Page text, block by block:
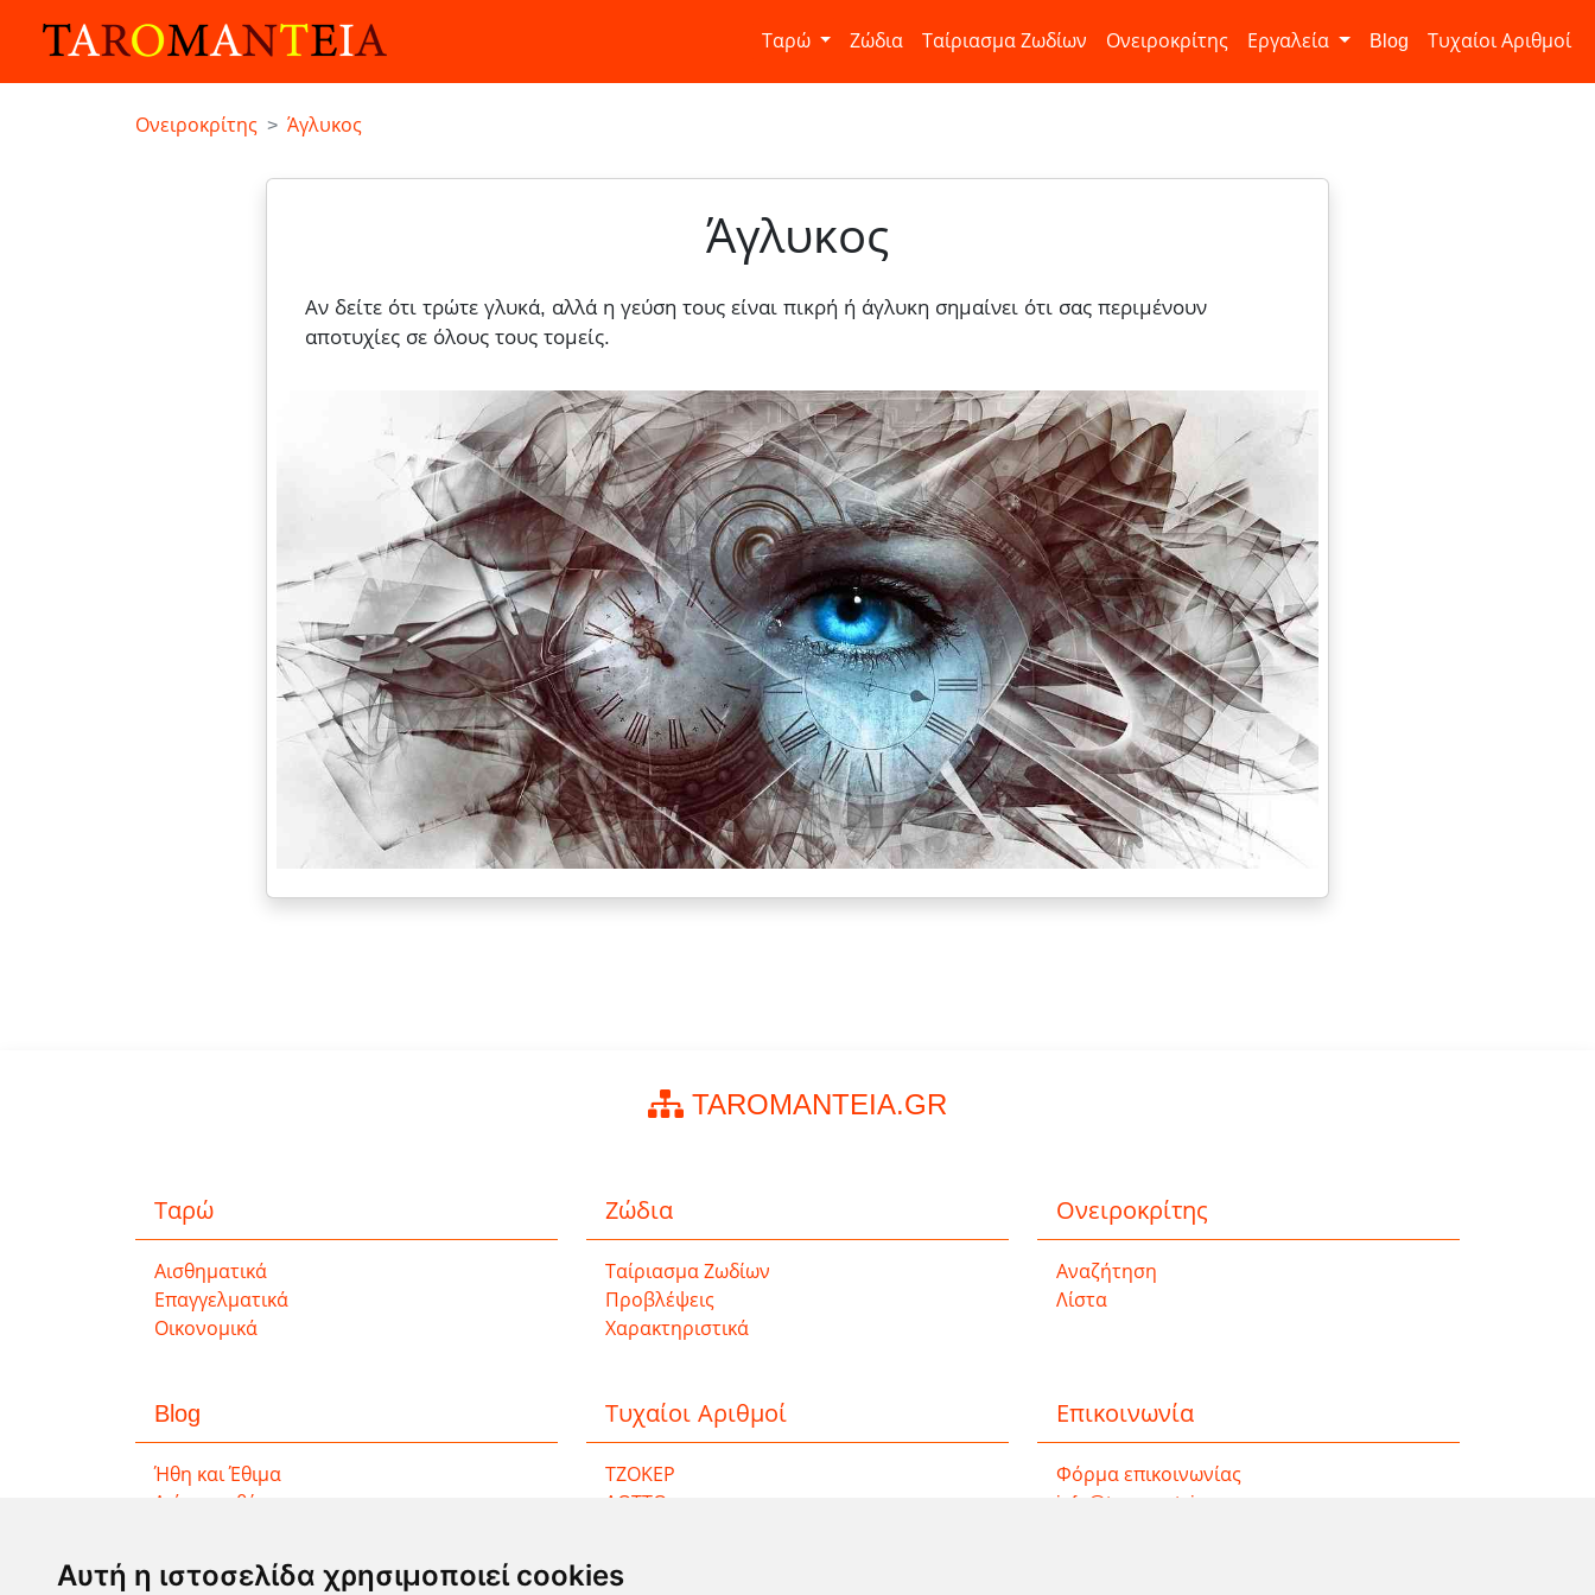
Αυτή η ιστοσελίδα χρησιμοποιεί cookies
Ταρώ Ζώδια Ταίριασμα Ζωδίων Ονειροκρίτης Εργαλεία Blog Τυχαίοι Αριθμοί
Ονειροκρίτης Άγλυκος
Άγλυκος
Αν δείτε ότι τρώτε γλυκά, αλλά η γεύση τους είναι πικρή ή άγλυκη σημαίνει ότι σας περιμένουν
αποτυχίες σε όλους τους τομείς.
TAROMANTEIA.GR
Ταρώ
Αισθηματικά
Επαγγελματικά
Οικονομικά
Ζώδια
Ταίριασμα Ζωδίων
Προβλέψεις
Χαρακτηριστικά
Ονειροκρίτης
Αναζήτηση
Λίστα
Blog
Ήθη και Έθιμα
Διάφορα θέματα
Τυχαίοι Αριθμοί
ΤΖΟΚΕΡ
ΛΟΤΤΟ
SUPER 3
Επικοινωνία
Φόρμα επικοινωνίας
info@taromanteia.gr